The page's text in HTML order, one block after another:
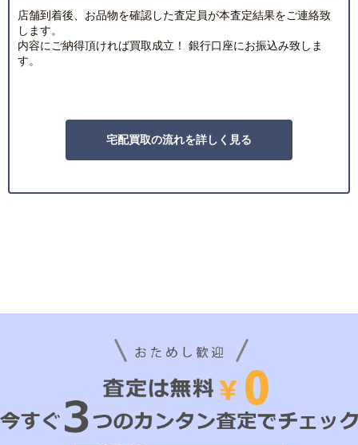
店舗到着後、お品物を確認した査定員が本査定結果をご連絡致
します。
内容にご納得頂ければ買取成立！ 銀行口座にお振込み致しま
す。
宅配買取の流れを詳しく見る